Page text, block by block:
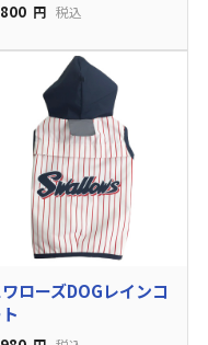
円 税込
ローズDOGレインコ